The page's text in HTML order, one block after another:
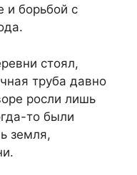
и борьбой с
стоял,
труба давно
росли лишь
то были
земля,